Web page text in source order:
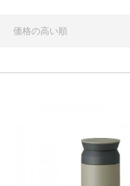
価格の高い順